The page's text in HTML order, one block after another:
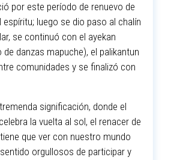
por este período de renuevo de
espíritu; luego se dio paso al chalín
se continuó con el ayekan
danzas mapuche), el palikantun
comunidades y se finalizó con
significación, donde el
la vuelta al sol, el renacer de
que ver con nuestro mundo
orgullosos de participar y